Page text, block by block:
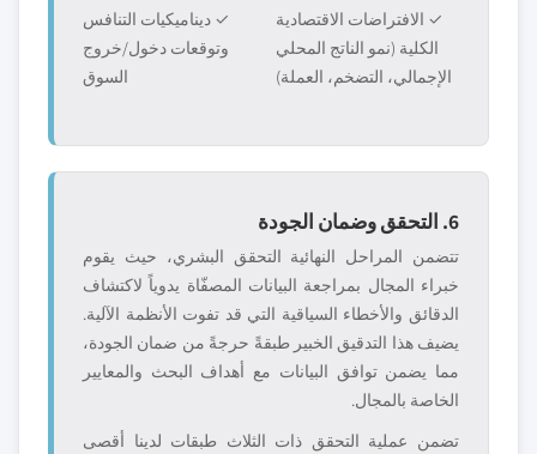
✓ الافتراضات الاقتصادية
الكلية (نمو الناتج المحلي
الإجمالي، التضخم، العملة)
✓ ديناميكيات التنافس
وتوقعات دخول/خروج
السوق
6. التحقق وضمان الجودة
تتضمن المراحل النهائية التحقق البشري، حيث يقوم
خبراء المجال بمراجعة البيانات المصفّاة يدوياً لاكتشاف
الدقائق والأخطاء السياقية التي قد تفوت الأنظمة الآلية.
يضيف هذا التدقيق الخبير طبقةً حرجةً من ضمان الجودة،
مما يضمن توافق البيانات مع أهداف البحث والمعايير
الخاصة بالمجال.
تضمن عملية التحقق ذات الثلاث طبقات لدينا أقصى